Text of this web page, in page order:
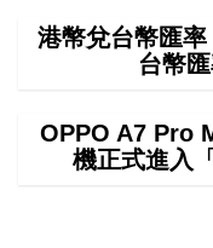
港幣兌台幣匯
台幣
OPPO A7 Pro
機正式進入